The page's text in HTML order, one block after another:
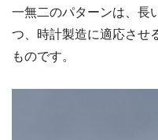
一無二のパターンは、長
つ、時計製造に適応させ
ものです。